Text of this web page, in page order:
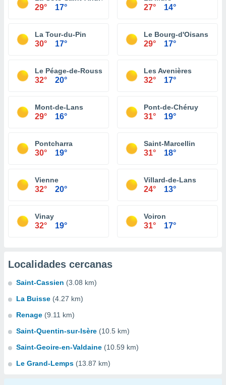
29° 17° 27° 14°
La Tour-du-Pin
30° 17°
Le Bourg-d'Oisans
29° 17°
Le Péage-de-Roussillon
32° 20°
Les Avenières
32° 17°
Mont-de-Lans
29° 16°
Pont-de-Chéruy
31° 19°
Pontcharra
30° 19°
Saint-Marcellin
31° 18°
Vienne
32° 20°
Villard-de-Lans
24° 13°
Vinay
32° 19°
Voiron
31° 17°
Localidades cercanas
Saint-Cassien (3.08 km)
La Buisse (4.27 km)
Renage (9.11 km)
Saint-Quentin-sur-Isère (10.5 km)
Saint-Geoire-en-Valdaine (10.59 km)
Le Grand-Lemps (13.87 km)